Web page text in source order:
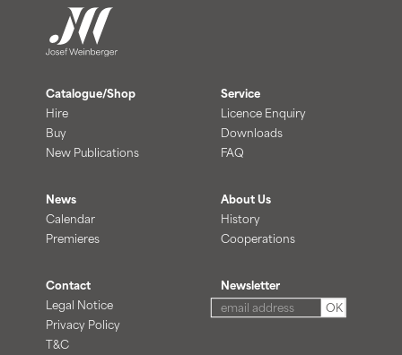
Catalogue/Shop
Hire
Buy
New Publications
Service
Licence Enquiry
Downloads
FAQ
News
Calendar
Premieres
About Us
History
Cooperations
Contact
Legal Notice
Privacy Policy
T&C
Newsletter
OK